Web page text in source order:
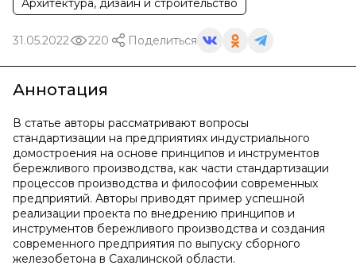
Архитектура, дизайн и строительство
31.05.2022 220 Поделиться
Аннотация
В статье авторы рассматривают вопросы
стандартизации на предприятиях индустриального
домостроения на основе принципов и инструментов
бережливого производства, как части стандартизации
процессов производства и философии современных
предприятий. Авторы приводят пример успешной
реализации проекта по внедрению принципов и
инструментов бережливого производства и создания
современного предприятия по выпуску сборного
железобетона в Сахалинской области.